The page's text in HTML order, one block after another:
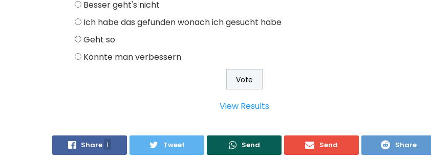
Besser geht's nicht
Ich habe das gefunden wonach ich gesucht habe
Geht so
Könnte man verbessern
View Results
Share 1 Tweet Send Send Share